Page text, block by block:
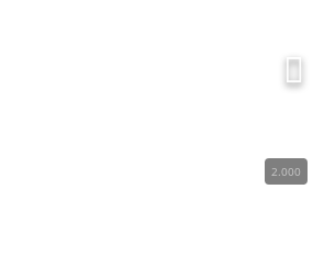
2.000